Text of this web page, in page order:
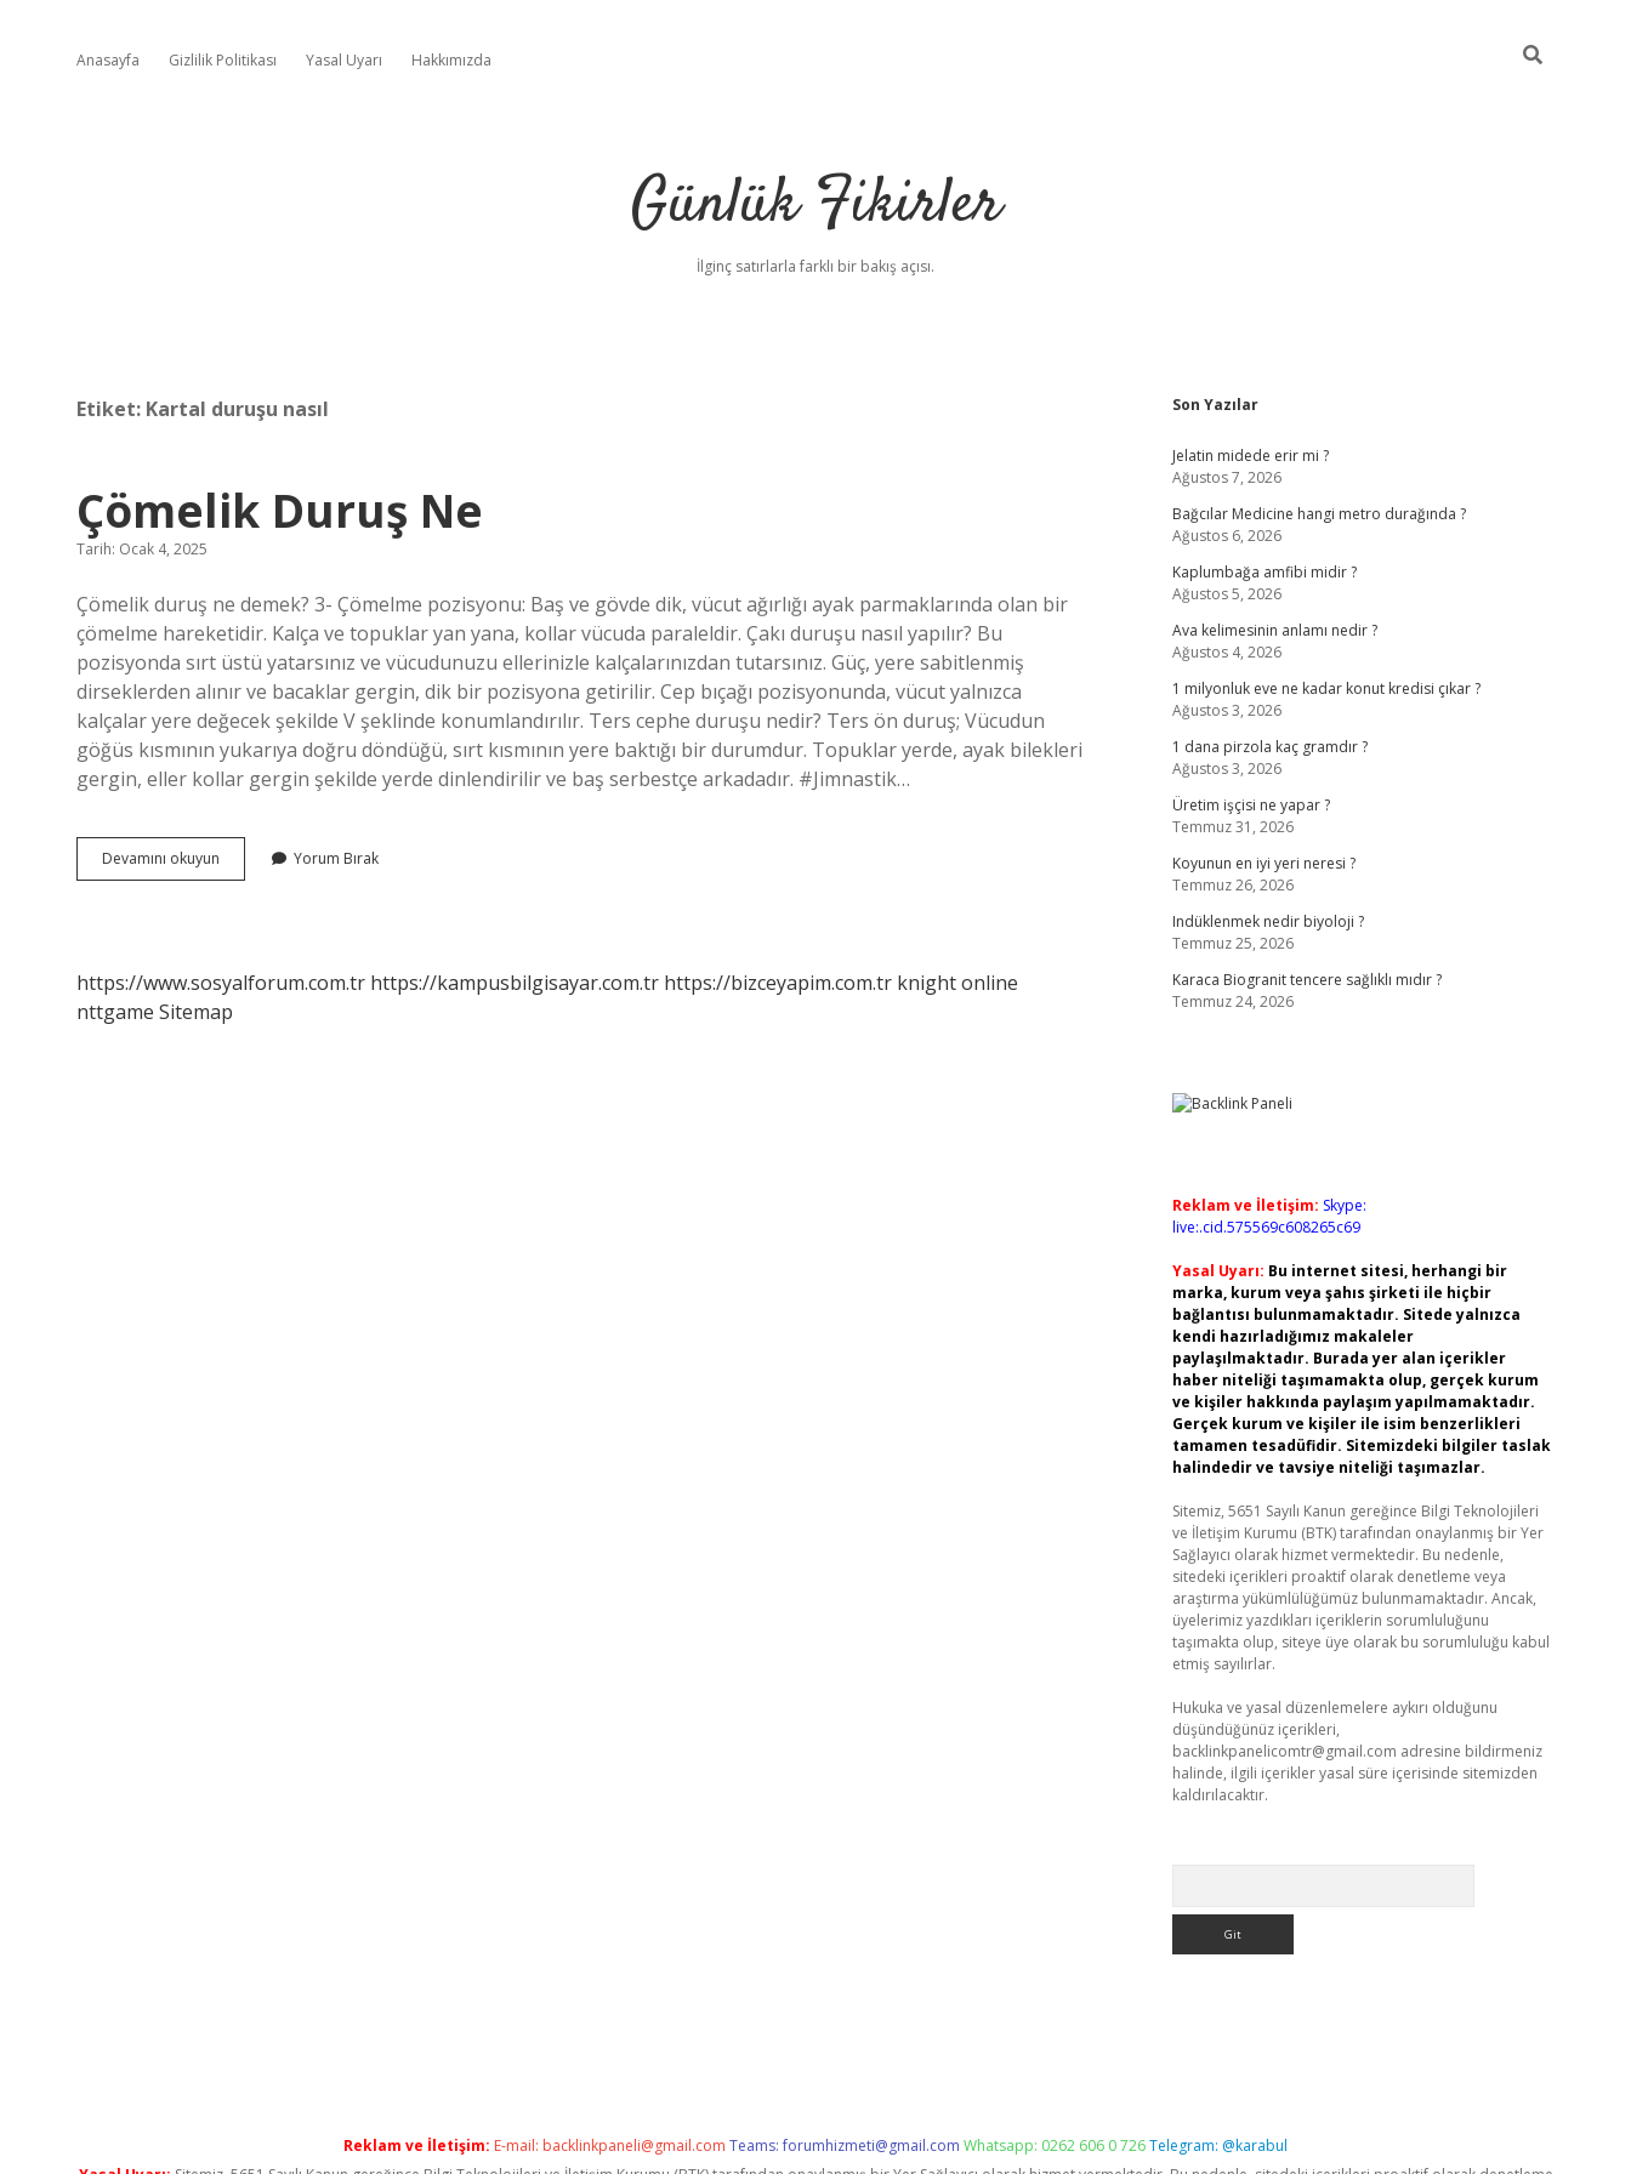
Anasayfa Gizlilik Politikası Yasal Uyarı Hakkımızda
Günlük Fikirler
İlginç satırlarla farklı bir bakış açısı.
Etiket: Kartal duruşu nasıl
Çömelik Duruş Ne
Tarih: Ocak 4, 2025
Çömelik duruş ne demek? 3- Çömelme pozisyonu: Baş ve gövde dik, vücut ağırlığı ayak parmaklarında olan bir
çömelme hareketidir. Kalça ve topuklar yan yana, kollar vücuda paraleldir. Çakı duruşu nasıl yapılır? Bu
pozisyonda sırt üstü yatarsınız ve vücudunuzu ellerinizle kalçalarınızdan tutarsınız. Güç, yere sabitlenmiş
dirseklerden alınır ve bacaklar gergin, dik bir pozisyona getirilir. Cep bıçağı pozisyonunda, vücut yalnızca
kalçalar yere değecek şekilde V şeklinde konumlandırılır. Ters cephe duruşu nedir? Ters ön duruş; Vücudun
göğüs kısmının yukarıya doğru döndüğü, sırt kısmının yere baktığı bir durumdur. Topuklar yerde, ayak bilekleri
gergin, eller kollar gergin şekilde yerde dinlendirilir ve baş serbestçe arkadadır. #Jimnastik…
Devamını okuyun Çömelik
Duruş
Yorum Bırak
https://www.sosyalforum.com.tr https://kampusbilgisayar.com.tr https://bizceyapim.com.tr knight online
nttgame Sitemap
Sidebar
Son Yazılar
Jelatin midede erir mi ?
Ağustos 7, 2026
Bağcılar Medicine hangi metro durağında ?
Ağustos 6, 2026
Kaplumbağa amfibi midir ?
Ağustos 5, 2026
Ava kelimesinin anlamı nedir ?
Ağustos 4, 2026
1 milyonluk eve ne kadar konut kredisi çıkar ?
Ağustos 3, 2026
1 dana pirzola kaç gramdır ?
Ağustos 3, 2026
Üretim işçisi ne yapar ?
Temmuz 31, 2026
Koyunun en iyi yeri neresi ?
Temmuz 26, 2026
Indüklenmek nedir biyoloji ?
Temmuz 25, 2026
Karaca Biogranit tencere sağlıklı mıdır ?
Temmuz 24, 2026
Reklam ve İletişim: Skype:
live:.cid.575569c608265c69
Yasal Uyarı: Bu internet sitesi, herhangi bir
marka, kurum veya şahıs şirketi ile hiçbir
bağlantısı bulunmamaktadır. Sitede yalnızca
kendi hazırladığımız makaleler
paylaşılmaktadır. Burada yer alan içerikler
haber niteliği taşımamakta olup, gerçek kurum
ve kişiler hakkında paylaşım yapılmamaktadır.
Gerçek kurum ve kişiler ile isim benzerlikleri
tamamen tesadüfidir. Sitemizdeki bilgiler taslak
halindedir ve tavsiye niteliği taşımazlar.
Sitemiz, 5651 Sayılı Kanun gereğince Bilgi Teknolojileri
ve İletişim Kurumu (BTK) tarafından onaylanmış bir Yer
Sağlayıcı olarak hizmet vermektedir. Bu nedenle,
sitedeki içerikleri proaktif olarak denetleme veya
araştırma yükümlülüğümüz bulunmamaktadır. Ancak,
üyelerimiz yazdıkları içeriklerin sorumluluğunu
taşımakta olup, siteye üye olarak bu sorumluluğu kabul
etmiş sayılırlar.
Hukuka ve yasal düzenlemelere aykırı olduğunu
düşündüğünüz içerikleri,
backlinkpanelicomtr@gmail.com adresine bildirmeniz
halinde, ilgili içerikler yasal süre içerisinde sitemizden
kaldırılacaktır.
Reklam ve İletişim: E-mail: backlinkpaneli@gmail.com Teams:forumhizmeti@gmail.com Whatsapp: 0262 606 0 726Telegram: @karabul